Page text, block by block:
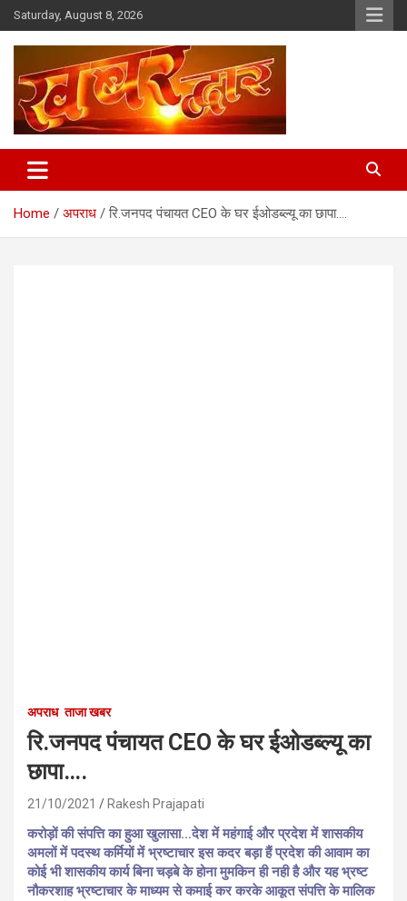
Skip
to
content
Saturday, August 8, 2026
Khabar Dwar
Home अपराध रि.जनपद पंचायत CEO के घर ईओडब्ल्यू का छापा….
अपराध ताजा खबर
रि.जनपद पंचायत CEO के घर ईओडब्ल्यू का
छापा….
21/10/2021 Rakesh Prajapati
करोड़ों की संपत्ति का हुआ खुलासा…देश में महंगाई और प्रदेश में शासकीय
अमलों में पदस्थ कर्मियों में भ्रष्टाचार इस कदर बड़ा हैं प्रदेश की आवाम का
कोई भी शासकीय कार्य बिना चड़बे के होना मुमकिन ही नही है और यह भ्रष्ट
नौकरशाह भ्रष्टाचार के माध्यम से कमाई कर करके आकूत संपत्ति के मालिक